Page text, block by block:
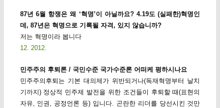
87년 6월 항쟁은 왜 ‘혁명’이 아닐까요? 4.19도 (실패한)혁명인
데, 87년은 혁명으로 기록될 자격, 있지 않습니까?
저는 혁명이라 봅니다
12. 2012.
민주주의 후퇴론 / 국민수준 국가수준론 어떠케 평하시나요
민주주의후퇴는 기본 대의제가 위반되거나(독재혁명부터 날치
기까지) 정상적 민주제 발전을 위한 조건들이 후퇴할 때(표현의
자유, 인권, 공정언론 등) 입니다. 곤란한 리더를 당선시킨 것만